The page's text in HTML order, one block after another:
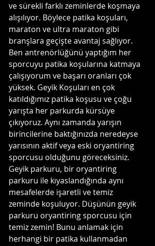
ve sürekli farklı zeminlerde koşmaya
alışılıyor. Böylece patika koşuları,
maraton ve ultra maraton gibi
branşlara geçişte avantaj sağlıyor.
Ben antrenörlüğünü yaptığım her
sporcuyu patika koşularına katmaya
çalışıyorum ve başarı oranları çok
yüksek. Geyik Koşuları en çok
katıldığımız patika koşusu ve çoğu
yarışta her parkurda kürsüye
çıkıyoruz. Aynı zamanda yarışın
birincilerine baktığınızda neredeyse
yarısının aktif veya eski oryantiring
sporcusu olduğunu göreceksiniz.
Geyik parkuru, bir oryantiring
parkuru ile kıyaslandığında aynı
mesafelerde işaretli ve temiz
zeminde koşuluyor. Düşünün geyik
parkuru oryantiring sporcusu için
temiz zemin! Bunu anlamak için
herhangi bir patika kullanmadan